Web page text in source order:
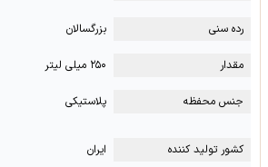
رده سنی بزرگسالان
مقدار ۲۵۰ میلی لیتر
جنس محفظه پلاستیکی
کشور تولید کننده ایران